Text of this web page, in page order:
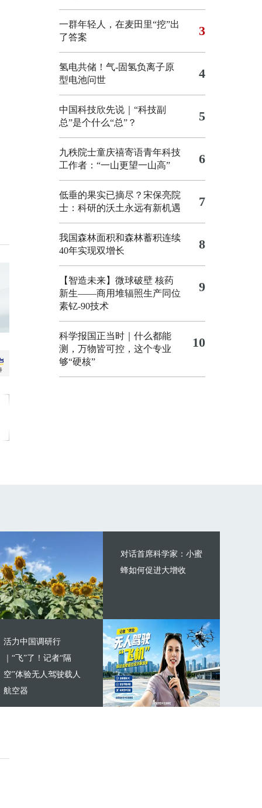
一群年轻人，在麦田里“挖”出
了答案
3
氢电共储！气-固氢负离子原
型电池问世
4
中国科技欣先说｜“科技副
总”是个什么“总”？
5
九秩院士童庆禧寄语青年科技
工作者：“一山更望一山高”
6
低垂的果实已摘尽？宋保亮院
士：科研的沃土永远有新机遇
7
我国森林面积和森林蓄积连续
40年实现双增长
8
【智造未来】微球破壁 核药
新生——商用堆辐照生产同位
素钇-90技术
9
科学报国正当时｜什么都能
测，万物皆可控，这个专业
够“硬核”
10
对话首席科学家：小蜜
蜂如何促进大增收
活力中国调研行
｜“飞”了！记者“隔
空”体验无人驾驶载人
航空器